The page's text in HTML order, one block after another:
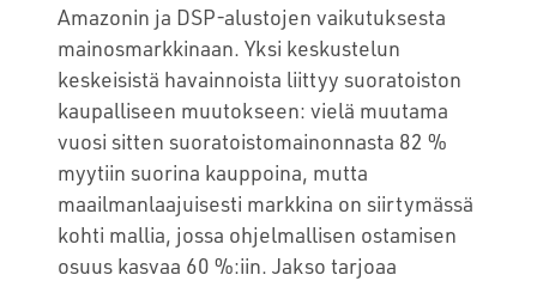
Amazonin ja DSP-alustojen vaikutuksesta
mainosmarkkinaan. Yksi keskustelun
keskeisistä havainnoista liittyy suoratoiston
kaupalliseen muutokseen: vielä muutama
vuosi sitten suoratoistomainonnasta 82 %
myytiin suorina kauppoina, mutta
maailmanlaajuisesti markkina on siirtymässä
kohti mallia, jossa ohjelmallisen ostamisen
osuus kasvaa 60 %:iin. Jakso tarjoaa